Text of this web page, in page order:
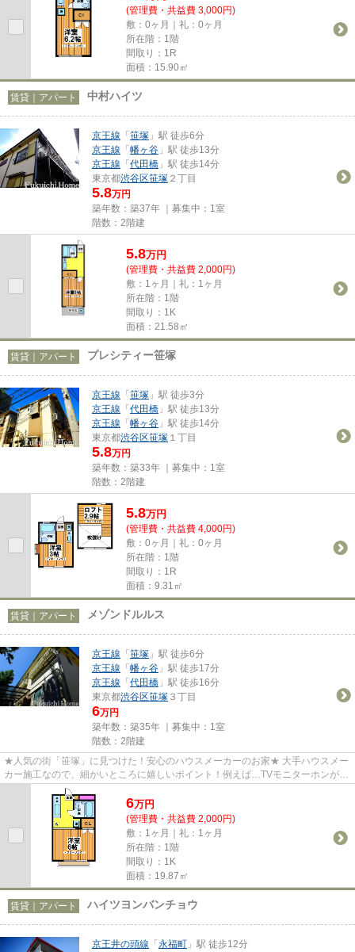
(管理費・共益費 3,000円)
敷：0ヶ月｜礼：0ヶ月
所在階：1階
間取り：1R
面積：15.90㎡
賃貸｜アパート 中村ハイツ
京王線 「笹塚 」駅 徒歩6分
京王線 「幡ヶ谷 」駅 徒歩13分
京王線 「代田橋 」駅 徒歩14分
東京都渋谷区笹塚 ２丁目
5.8万円
築年数：築37年 ｜募集中： 1室
階数：2階建
5.8万円
(管理費・共益費 2,000円)
敷：1ヶ月｜礼：1ヶ月
所在階：1階
間取り：1K
面積：21.58㎡
賃貸｜アパート プレシティー笹塚
京王線 「笹塚 」駅 徒歩3分
京王線 「代田橋 」駅 徒歩13分
京王線 「幡ヶ谷 」駅 徒歩14分
東京都渋谷区笹塚 １丁目
5.8万円
築年数：築33年 ｜募集中： 1室
階数：2階建
5.8万円
(管理費・共益費 4,000円)
敷：0ヶ月｜礼：0ヶ月
所在階：1階
間取り：1R
面積：9.31㎡
賃貸｜アパート メゾンドルルス
京王線 「笹塚 」駅 徒歩6分
京王線 「幡ヶ谷 」駅 徒歩17分
京王線 「代田橋 」駅 徒歩16分
東京都渋谷区笹塚 ３丁目
6万円
築年数：築35年 ｜募集中： 1室
階数：2階建
★人気の街「笹塚」に見つけた！安心のハウスメーカーのお家★ 大手ハウスメー
カー施工なので、細かいところに嬉しいポイント！例えば…TVモニターホンが付
いていたり、室内洗濯機だった...
6万円
(管理費・共益費 2,000円)
敷：1ヶ月｜礼：1ヶ月
所在階：1階
間取り：1K
面積：19.87㎡
賃貸｜アパート ハイツヨンバンチョウ
京王井の頭線 「永福町 」駅 徒歩12分